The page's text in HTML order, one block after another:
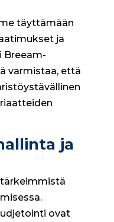
täyttämään
ja
varmistaa, että
ja
ovat